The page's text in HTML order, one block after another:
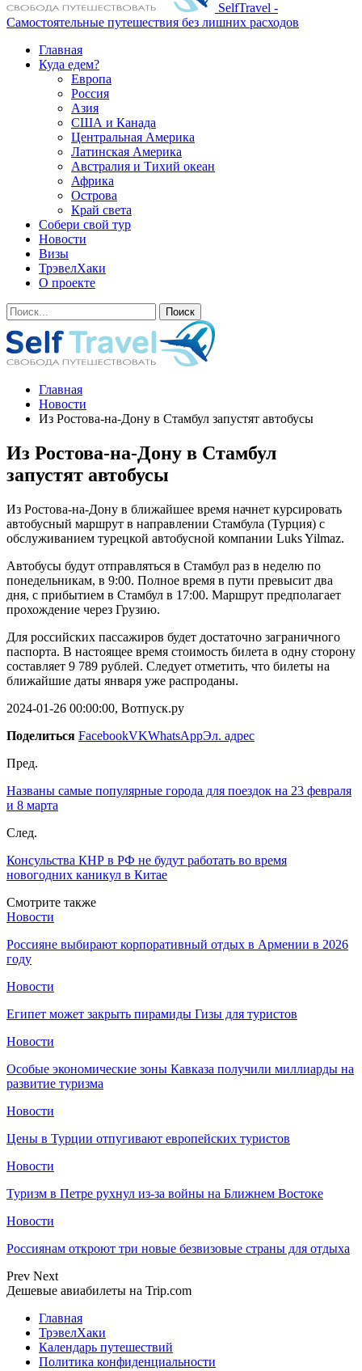
SelfTravel -
Самостоятельные путешествия без лишних расходов
Главная
Куда едем?
Европа
Россия
Азия
США и Канада
Центральная Америка
Латинская Америка
Австралия и Тихий океан
Африка
Острова
Край света
Собери свой тур
Новости
Визы
ТрэвелХаки
О проекте
Главная
Новости
Из Ростова-на-Дону в Стамбул запустят автобусы
Из Ростова-на-Дону в Стамбул
запустят автобусы
Из Ростова-на-Дону в ближайшее время начнет курсировать
автобусный маршрут в направлении Стамбула (Турция) с
обслуживанием турецкой автобусной компании Luks Yilmaz.
Автобусы будут отправляться в Стамбул раз в неделю по
понедельникам, в 9:00. Полное время в пути превысит два
дня, с прибытием в Стамбул в 17:00. Маршрут предполагает
прохождение через Грузию.
Для российских пассажиров будет достаточно заграничного
паспорта. В настоящее время стоимость билета в одну сторону
составляет 9 789 рублей. Следует отметить, что билеты на
ближайшие даты января уже распроданы.
2024-01-26 00:00:00, Вотпуск.ру
Поделиться FacebookVKWhatsAppЭл. адрес
Пред.
Названы самые популярные города для поездок на 23 февраля
и 8 марта
След.
Консульства КНР в РФ не будут работать во время
новогодних каникул в Китае
Смотрите также
Новости
Россияне выбирают корпоративный отдых в Армении в 2026
году
Новости
Египет может закрыть пирамиды Гизы для туристов
Новости
Особые экономические зоны Кавказа получили миллиарды на
развитие туризма
Новости
Цены в Турции отпугивают европейских туристов
Новости
Туризм в Петре рухнул из-за войны на Ближнем Востоке
Новости
Россиянам откроют три новые безвизовые страны для отдыха
Prev Next
Дешевые авиабилеты на Trip.com
Главная
ТрэвелХаки
Календарь путешествий
Политика конфиденциальности